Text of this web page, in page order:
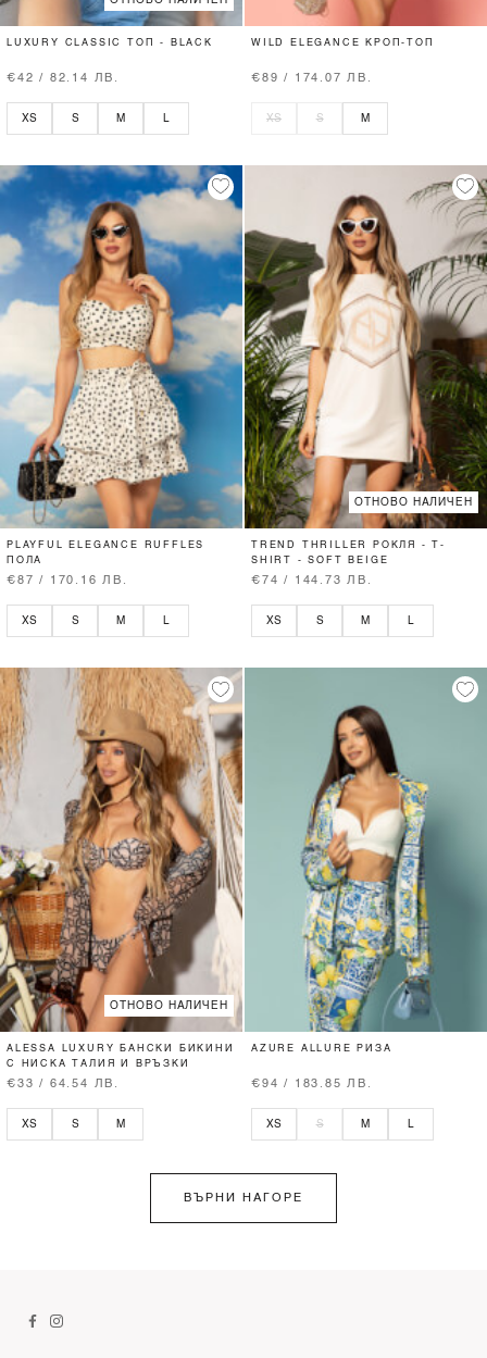
LUXURY CLASSIC ТОП - BLACK
€42 / 82.14 ЛВ.
XS S M
WILD ELEGANCE КРОП-ТОП
€89 / 174.07 ЛВ.
XS S M
PLAYFUL ELEGANCE RUFFLES
ПОЛА
€87 / 170.16 ЛВ.
XS S M L
ОТНОВО НАЛИЧЕН
TREND THRILLER РОКЛЯ - T-
SHIRT - SOFT BEIGE
€74 / 144.73 ЛВ.
XS S M L
ОТНОВО НАЛИЧЕН
ALESSA LUXURY БАНСКИ БИКИНИ
С НИСКА ТАЛИЯ И ВРЪЗКИ
€33 / 64.54 ЛВ.
XS S M
AZURE ALLURE РИЗА
€94 / 183.85 ЛВ.
XS S M
ВЪРНИ НАГОРЕ